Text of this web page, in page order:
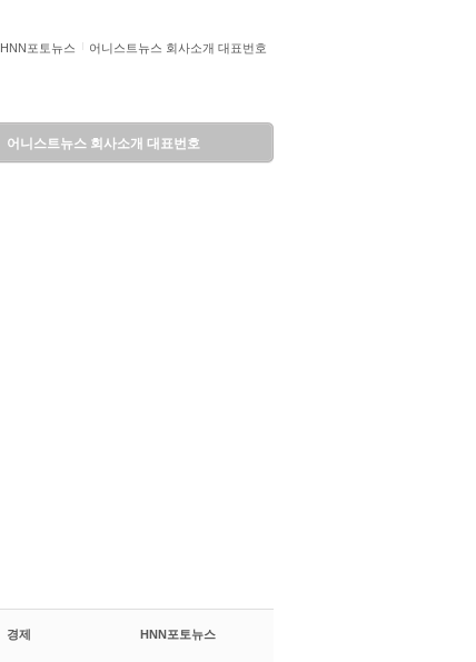
HNN포토뉴스 어니스트뉴스 회사소개 대표번호
어니스트뉴스 회사소개 대표번호
경제 HNN포토뉴스